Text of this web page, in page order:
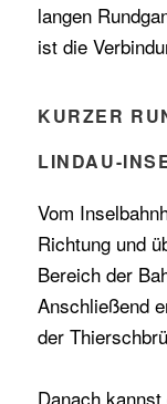
langen
ist die
KURZER
LINDAU-
Vom
Richtung und
Bereich der
Anschließend
der
Danach